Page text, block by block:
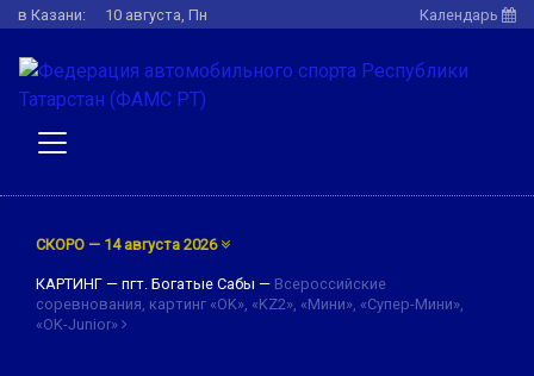
в Казани: 10 августа, Пн Календарь
СКОРО — 14 августа 2026
КАРТИНГ — пгт. Богатые Сабы — Всероссийские
соревнования, картинг «OK», «KZ2», «Мини», «Супер-Мини»,
«OK-Junior»